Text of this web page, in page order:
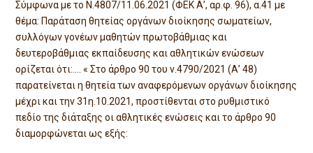
Σύμφωνα με το Ν.4807/11.06.2021 (ΦΕΚ Α’, αρ.φ. 96), α.41 με
θέμα: Παράταση θητείας οργάνων διοίκησης σωματείων,
συλλόγων γονέων μαθητών πρωτοβάθμιας και
δευτεροβάθμιας εκπαίδευσης και αθλητικών ενώσεων
ορίζεται ότι:…. « Στο άρθρο 90 του ν.4790/2021 (Α’ 48)
παρατείνεται η θητεία των αναφερόμενων οργάνων διοίκησης
μέχρι και την 31η.10.2021, προστίθενται στο ρυθμιστικό
πεδίο της διάταξης οι αθλητικές ενώσεις και το άρθρο 90
διαμορφώνεται ως εξής: